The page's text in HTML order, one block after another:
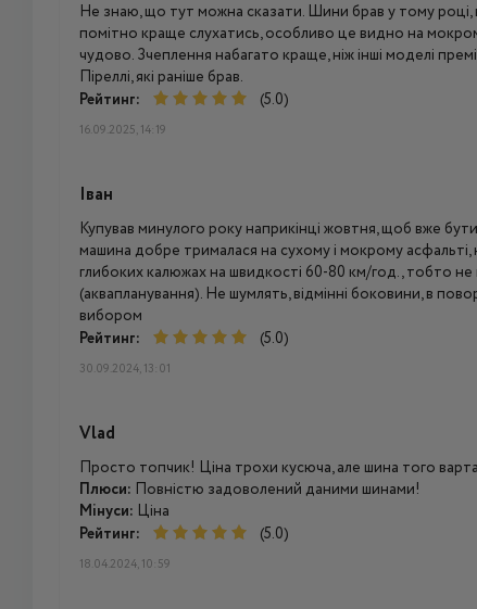
Не знаю, що тут можна сказати. Шини брав у тому
помітно краще слухатись, особливо це видно на
чудово. Зчеплення набагато краще, ніж інші моделі
Піреллі, які раніше брав.
Рейтинг:
(5.0)
16.09.2025, 14:19
Іван
Купував минулого року наприкінці жовтня, щоб вже
машина добре трималася на сухому і мокрому асфальті,
глибоких калюжах на швидкості 60-80 км/год., тобто
(аквапланування). Не шумлять, відмінні боковини, в
вибором
Рейтинг:
(5.0)
30.09.2024, 13:01
Vlad
Просто топчик! Ціна трохи кусюча, але шина того
Плюси: Повністю задоволений даними шинами!
Мінуси: Ціна
Рейтинг:
(5.0)
18.04.2024, 10:59